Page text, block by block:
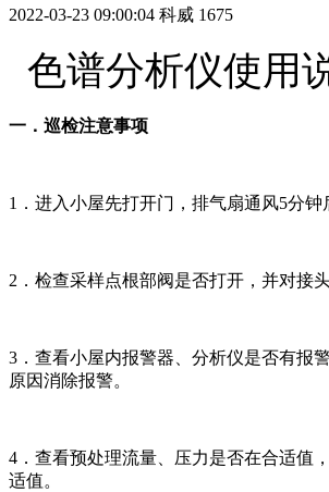
2022-03-23 09:00:04 科威 1675
色谱分析仪使用
一．巡检注意事项
1．进入小屋先打开门，排气扇通风5分钟
2．检查采样点根部阀是否打开，并对接头
3．查看小屋内报警器、分析仪是否有报
原因消除报警。
4．查看预处理流量、压力是否在合适值
适值。